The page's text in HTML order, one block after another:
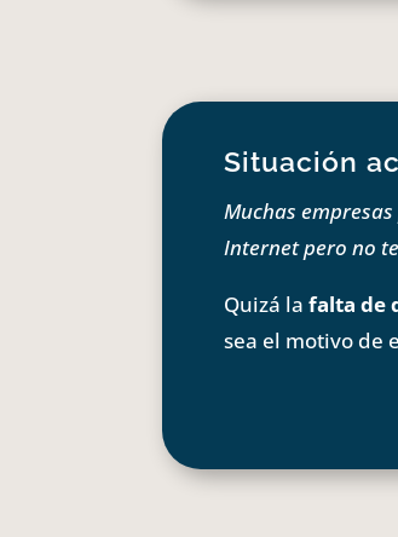
Situación
Muchas
Internet pero no
Quizá lafalta de
sea el motivo de